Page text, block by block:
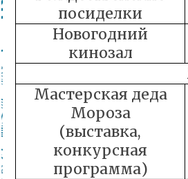
посиделки
Новогодний
кинозал
Мастерская деда
Мороза
(выставка,
конкурсная
программа)